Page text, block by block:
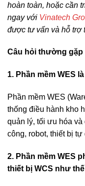
hoàn toàn, hoặc cần
ngay với Vinatech
được tư vấn và hỗ trợ
Câu hỏi thường gặp
1. Phần mềm WES
Phần mềm WES
thống điều hành kho
quản lý, tối ưu hóa
công, robot, thiết bị
2. Phần mềm WES
thiết bị WCS như